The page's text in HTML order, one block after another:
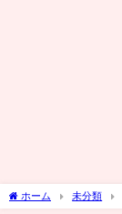
ホーム 未分類